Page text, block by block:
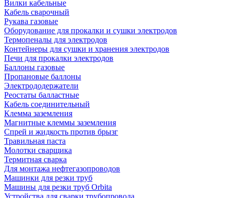
Вилки кабельные
Кабель сварочный
Рукава газовые
Оборудование для прокалки и сушки электродов
Термопеналы для электродов
Контейнеры для сушки и хранения электродов
Печи для прокалки электродов
Баллоны газовые
Пропановые баллоны
Электрододержатели
Реостаты балластные
Кабель соединительный
Клемма заземления
Магнитные клеммы заземления
Спрей и жидкость против брызг
Травильная паста
Молотки сварщика
Термитная сварка
Для монтажа нефтегазопроводов
Машинки для резки труб
Машины для резки труб Orbita
Устройства для сварки трубопровода